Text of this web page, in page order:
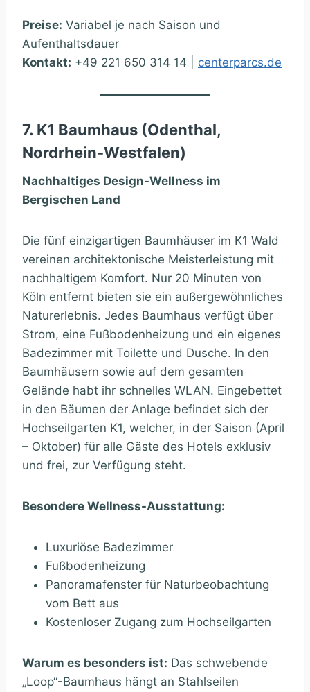
Preise: Variabel je nach Saison und
Aufenthaltsdauer
Kontakt: +49 221 650 314 14 | centerparcs.de
7. K1 Baumhaus (Odenthal,
Nordrhein-Westfalen)
Nachhaltiges Design-Wellness im
Bergischen Land
Die fünf einzigartigen Baumhäuser im K1 Wald
vereinen architektonische Meisterleistung mit
nachhaltigem Komfort. Nur 20 Minuten von
Köln entfernt bieten sie ein außergewöhnliches
Naturerlebnis. Jedes Baumhaus verfügt über
Strom, eine Fußbodenheizung und ein eigenes
Badezimmer mit Toilette und Dusche. In den
Baumhäusern sowie auf dem gesamten
Gelände habt ihr schnelles WLAN. Eingebettet
in den Bäumen der Anlage befindet sich der
Hochseilgarten K1, welcher, in der Saison (April
– Oktober) für alle Gäste des Hotels exklusiv
und frei, zur Verfügung steht.
Besondere Wellness-Ausstattung:
Luxuriöse Badezimmer
Fußbodenheizung
Panoramafenster für Naturbeobachtung
vom Bett aus
Kostenloser Zugang zum Hochseilgarten
Warum es besonders ist: Das schwebende
„Loop“-Baumhaus hängt an Stahlseilen